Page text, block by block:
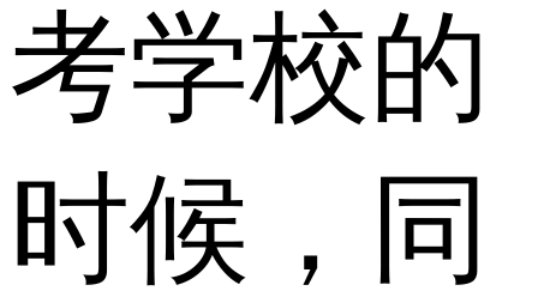
考学校的
时候，同